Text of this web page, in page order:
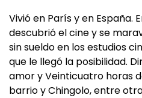
Vivió en París y en España.
descubrió el cine y se
sin sueldo en los estudios
que le llegó la posibilidad.
amor y Veinticuatro horas
barrio y Chingolo, entre